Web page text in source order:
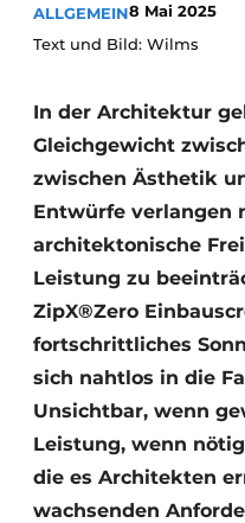
ALLGEMEIN8 Mai 2025
Text und Bild: Wilms
In der Architektur
Gleichgewicht
zwischen Ästhetik
Entwürfe verlangen
architektonische
Leistung zu
ZipX®Zero
fortschrittliches
sich nahtlos in die
Unsichtbar, wenn
Leistung, wenn
die es Architekten
wachsenden